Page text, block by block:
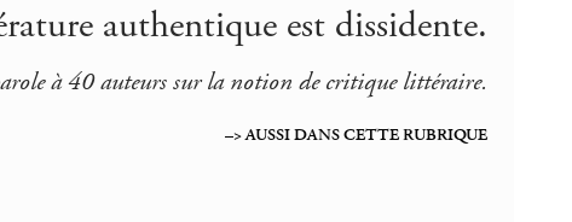
authentique est dissidente.
à 40 auteurs sur la notion de critique littéraire.
–> AUSSI DANS CETTE RUBRIQUE